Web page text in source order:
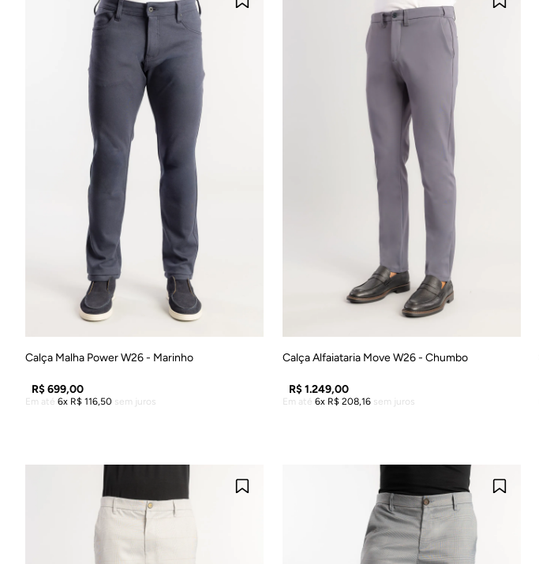
40 44 46
Calça Malha Power W26 - Marinho
R$699,00
Em até 6 R$ 116,50 sem juros
42 44
Calça Alfaiataria Move W26 - Chumbo
R$1.249,00
Em até 6 R$ 208,16 sem juros